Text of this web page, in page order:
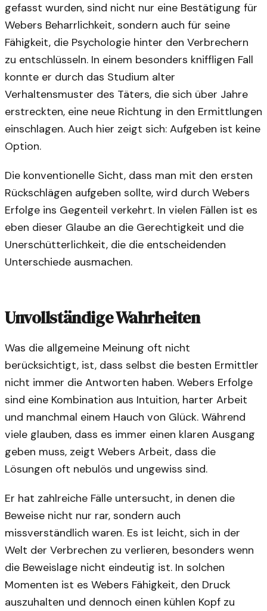
gefasst wurden, sind nicht nur eine Bestätigung für
Webers Beharrlichkeit, sondern auch für seine
Fähigkeit, die Psychologie hinter den Verbrechern
zu entschlüsseln. In einem besonders kniffligen Fall
konnte er durch das Studium alter
Verhaltensmuster des Täters, die sich über Jahre
erstreckten, eine neue Richtung in den Ermittlungen
einschlagen. Auch hier zeigt sich: Aufgeben ist keine
Option.
Die konventionelle Sicht, dass man mit den ersten
Rückschlägen aufgeben sollte, wird durch Webers
Erfolge ins Gegenteil verkehrt. In vielen Fällen ist es
eben dieser Glaube an die Gerechtigkeit und die
Unerschütterlichkeit, die die entscheidenden
Unterschiede ausmachen.
Unvollständige Wahrheiten
Was die allgemeine Meinung oft nicht
berücksichtigt, ist, dass selbst die besten Ermittler
nicht immer die Antworten haben. Webers Erfolge
sind eine Kombination aus Intuition, harter Arbeit
und manchmal einem Hauch von Glück. Während
viele glauben, dass es immer einen klaren Ausgang
geben muss, zeigt Webers Arbeit, dass die
Lösungen oft nebulös und ungewiss sind.
Er hat zahlreiche Fälle untersucht, in denen die
Beweise nicht nur rar, sondern auch
missverständlich waren. Es ist leicht, sich in der
Welt der Verbrechen zu verlieren, besonders wenn
die Beweislage nicht eindeutig ist. In solchen
Momenten ist es Webers Fähigkeit, den Druck
auszuhalten und dennoch einen kühlen Kopf zu